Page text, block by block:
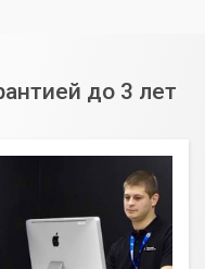
до 3 лет